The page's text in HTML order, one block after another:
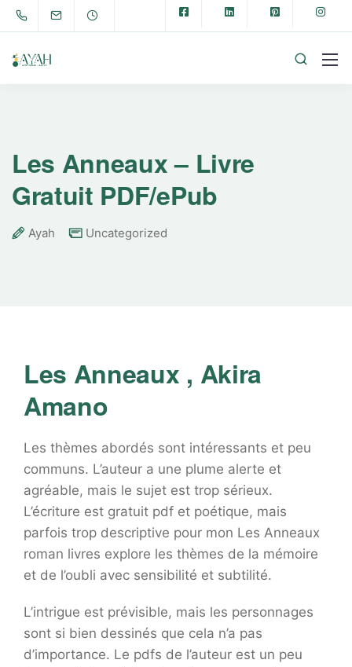
Les Anneaux – Livre
Gratuit PDF/ePub
Ayah Uncategorized
Les Anneaux , Akira
Amano
Les thèmes abordés sont intéressants et peu
communs. L’auteur a une plume alerte et
agréable, mais le sujet est trop sérieux.
L’écriture est gratuit pdf et poétique, mais
parfois trop descriptive pour mon Les Anneaux
roman livres explore les thèmes de la mémoire
et de l’oubli avec sensibilité et subtilité.
L’intrigue est prévisible, mais les personnages
sont si bien dessinés que cela n’a pas
d’importance. Le pdfs de l’auteur est un peu